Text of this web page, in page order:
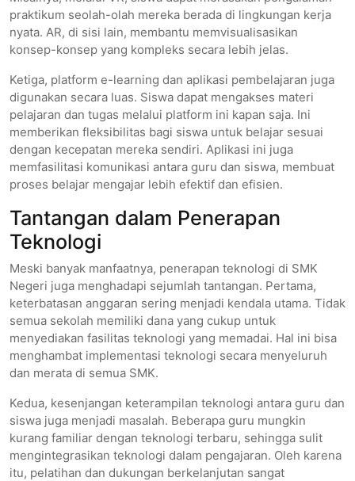
praktikum seolah-olah mereka berada di lingkungan kerja
nyata. AR, di sisi lain, membantu memvisualisasikan
konsep-konsep yang kompleks secara lebih jelas.
Ketiga, platform e-learning dan aplikasi pembelajaran juga
digunakan secara luas. Siswa dapat mengakses materi
pelajaran dan tugas melalui platform ini kapan saja. Ini
memberikan fleksibilitas bagi siswa untuk belajar sesuai
dengan kecepatan mereka sendiri. Aplikasi ini juga
memfasilitasi komunikasi antara guru dan siswa, membuat
proses belajar mengajar lebih efektif dan efisien.
Tantangan dalam Penerapan
Teknologi
Meski banyak manfaatnya, penerapan teknologi di SMK
Negeri juga menghadapi sejumlah tantangan. Pertama,
keterbatasan anggaran sering menjadi kendala utama. Tidak
semua sekolah memiliki dana yang cukup untuk
menyediakan fasilitas teknologi yang memadai. Hal ini bisa
menghambat implementasi teknologi secara menyeluruh
dan merata di semua SMK.
Kedua, kesenjangan keterampilan teknologi antara guru dan
siswa juga menjadi masalah. Beberapa guru mungkin
kurang familiar dengan teknologi terbaru, sehingga sulit
mengintegrasikan teknologi dalam pengajaran. Oleh karena
itu, pelatihan dan dukungan berkelanjutan sangat